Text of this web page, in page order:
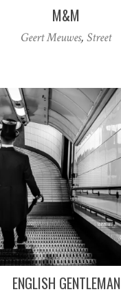
M&M
Geert Meuwes, Street
ENGLISH GENTLEMAN